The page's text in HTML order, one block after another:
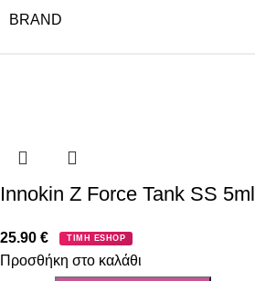
BRAND
Innokin Z Force Tank SS 5ml
25.90 € ΤΙΜΗ ESHOP
Προσθήκη στο καλάθι